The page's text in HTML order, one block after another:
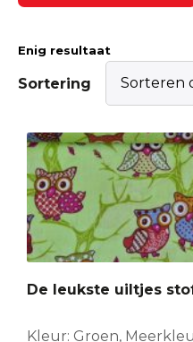
Enig resultaat
Sortering
De leukste uiltjes
Kleur: Groen,